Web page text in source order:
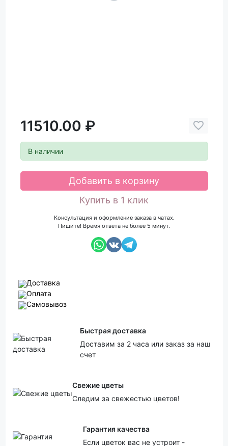
11510.00 ₽
В наличии
Добавить в корзину
Купить в 1 клик
Консультация и оформление заказа в чатах.
Пишите! Время ответа не более 5 минут.
Доставка
Оплата
Самовывоз
Быстрая доставка
Доставим за 2 часа или заказ за наш
счет
Свежие цветы
Следим за свежестью цветов!
Гарантия качества
Если цветок вас не устроит -